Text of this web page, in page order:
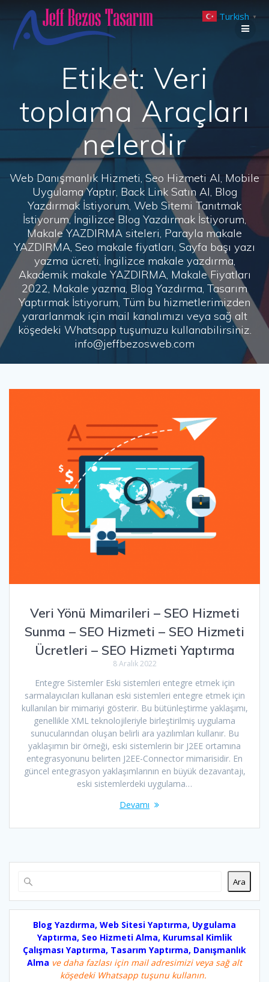
to
Etiket:Veri
toplama Araçları
nelerdir
Web Danışmanlık Hizmeti, Seo Hizmeti Al, Mobile
Uygulama Yaptır, Back Link Satın Al, Blog
Yazdırmak İstiyorum, Web Sitemi Tanıtmak
İstiyorum, İngilizce Blog Yazdırmak İstiyorum,
Makale YAZDIRMA siteleri, Parayla makale
YAZDIRMA, Seo makale fiyatları, Sayfa başı yazı
yazma ücreti, İngilizce makale yazdırma,
Akademik makale YAZDIRMA, Makale Fiyatları
2022, Makale yazma, Blog Yazdırma, Tasarım
Yaptırmak İstiyorum, Tüm bu hizmetlerimizden
yararlanmak için mail kanalımızı veya sağ alt
köşedeki Whatsapp tuşumuzu kullanabilirsiniz.
info@jeffbezosweb.com
Veri Yönü Mimarileri – SEO Hizmeti
Sunma – SEO Hizmeti – SEO Hizmeti
Ücretleri – SEO Hizmeti Yaptırma
8 Aralık 2022
Entegre Sistemler Eski sistemleri entegre etmek için
sarmalayıcıları kullanan eski sistemleri entegre etmek için
kullanılan bir mimariyi gösterir. Bu bütünleştirme yaklaşımı,
genellikle XML teknolojileriyle birleştirilmiş uygulama
sunucularından oluşan belirli ara yazılımları kullanır. Bu
yaklaşımın bir örneği, eski sistemlerin bir J2EE ortamına
entegrasyonunu belirten J2EE-Connector mimarisidir. En
güncel entegrasyon yaklaşımlarının en büyük dezavantajı,
eski sistemlerdeki uygulama…
Devamı
Ara
Blog Yazdırma, Web Sitesi Yaptırma, Uygulama
Yaptırma, Seo Hizmeti Alma, Kurumsal Kimlik
Çalışması Yaptırma, Tasarım Yaptırma, Danışmanlık
Alma ve daha fazlası için mail adresimizi veya sağ alt
köşedeki Whatsapp tuşunu kullanın.
Turkish ▼